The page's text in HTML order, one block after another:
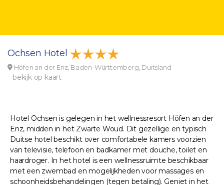
Ochsen Hotel
Höfen an der Enz, Baden-Württemberg, Duitsland
bekijk op kaart
Hotel Ochsen is gelegen in het wellnessresort Höfen an der
Enz, midden in het Zwarte Woud. Dit gezellige en typisch
Duitse hotel beschikt over comfortabele kamers voorzien
van televisie, telefoon en badkamer met douche, toilet en
haardroger. In het hotel is een wellnessruimte beschikbaar
met een zwembad en mogelijkheden voor massages en
schoonheidsbehandelingen (tegen betaling). Geniet in het